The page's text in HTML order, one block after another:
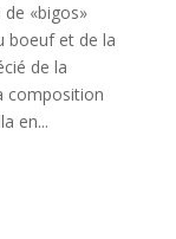
«bigos»
boeuf et de la
de la
composition
en...